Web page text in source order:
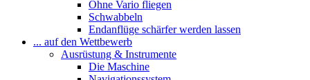
Ohne Vario fliegen
Schwabbeln
Endanflüge schärfer werden lassen
... auf den Wettbewerb
Ausrüstung & Instrumente
Die Maschine